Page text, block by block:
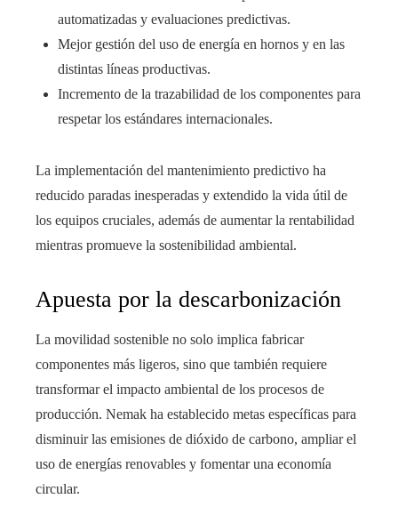
automatizadas y evaluaciones predictivas.
Mejor gestión del uso de energía en hornos y en las
distintas líneas productivas.
Incremento de la trazabilidad de los componentes para
respetar los estándares internacionales.
La implementación del mantenimiento predictivo ha
reducido paradas inesperadas y extendido la vida útil de
los equipos cruciales, además de aumentar la rentabilidad
mientras promueve la sostenibilidad ambiental.
Apuesta por la descarbonización
La movilidad sostenible no solo implica fabricar
componentes más ligeros, sino que también requiere
transformar el impacto ambiental de los procesos de
producción. Nemak ha establecido metas específicas para
disminuir las emisiones de dióxido de carbono, ampliar el
uso de energías renovables y fomentar una economía
circular.